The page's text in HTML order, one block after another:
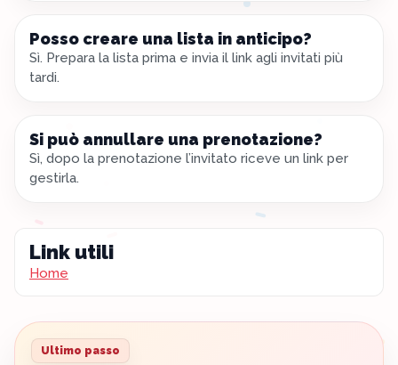
Posso creare una lista in anticipo?
Sì. Prepara la lista prima e invia il link agli invitati più
tardi.
Si può annullare una prenotazione?
Sì, dopo la prenotazione l’invitato riceve un link per
gestirla.
Link utili
Home
Ultimo passo